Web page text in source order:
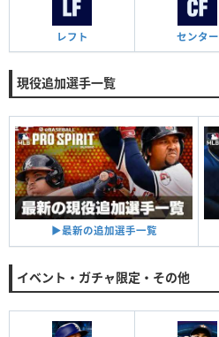
レフト センター
現役追加選手一覧
▶︎最新の追加選手一覧
イベント・ガチャ限定・その他